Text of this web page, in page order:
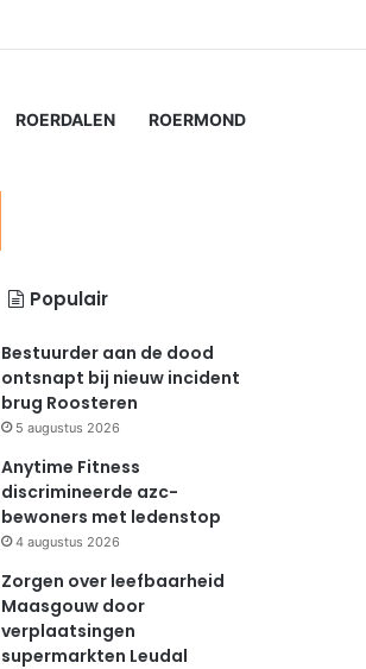
ROERDALEN ROERMOND
Populair
Bestuurder aan de dood
ontsnapt bij nieuw incident
brug Roosteren
5 augustus 2026
Anytime Fitness
discrimineerde azc-
bewoners met ledenstop
4 augustus 2026
Zorgen over leefbaarheid
Maasgouw door
verplaatsingen
supermarkten Leudal